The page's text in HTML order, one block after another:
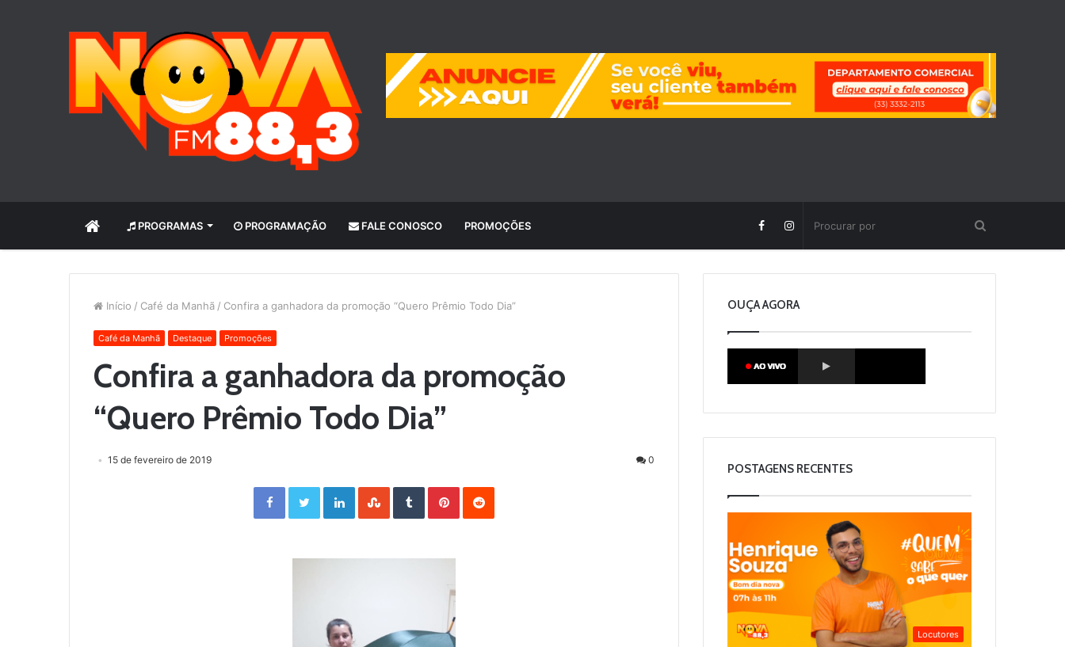
INÍCIO PROGRAMAS PROGRAMAÇÃO FALE CONOSCO PROMOÇÕES
Início / Café da Manhã / Confira a ganhadora da promoção “Quero Prêmio Todo Dia”
Café da Manhã Destaque Promoções
Confira a ganhadora da promoção
“Quero Prêmio Todo Dia”
15 de fevereiro de 2019 0
Facebook Twitter LinkedIn StumbleUpon Tumblr Pinterest
OUÇA AGORA
POSTAGENS RECENTES
Locutores